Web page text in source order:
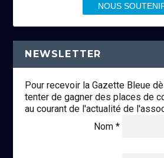
NOUS
NEWSLETTER
Pour recevoir la Gazette Bleue
tenter de gagner des places de
au courant de l'actualité de
Nom *